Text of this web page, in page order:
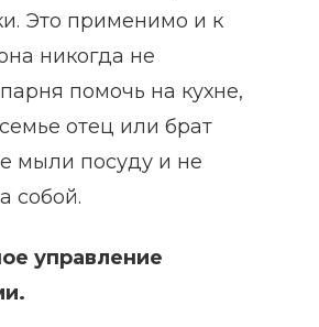
Это применимо и к
никогда не
помочь на кухне,
отец или брат
мыли посуду и не
собой.
управление